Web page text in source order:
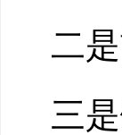
二
三